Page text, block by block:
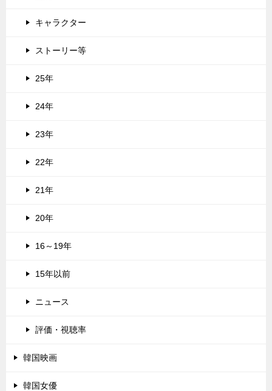
キャラクター
ストーリー等
25年
24年
23年
22年
21年
20年
16～19年
15年以前
ニュース
評価・視聴率
韓国映画
韓国女優